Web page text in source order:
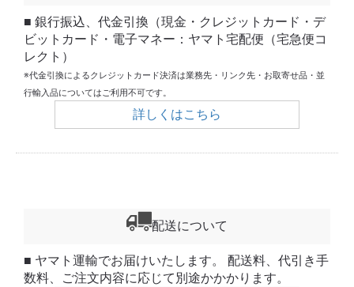
■ 銀行振込、代金引換（現金・クレジットカード・デ
ビットカード・電子マネー：ヤマト宅配便（宅急便コ
レクト）
※代金引換によるクレジットカード決済は業務先・リンク先・お取寄せ品・並
行輸入品についてはご利用不可です。
詳しくはこちら
配送について
■ ヤマト運輸でお届けいたします。 配送料、代引き手
数料、ご注文内容に応じて別途かかかります。